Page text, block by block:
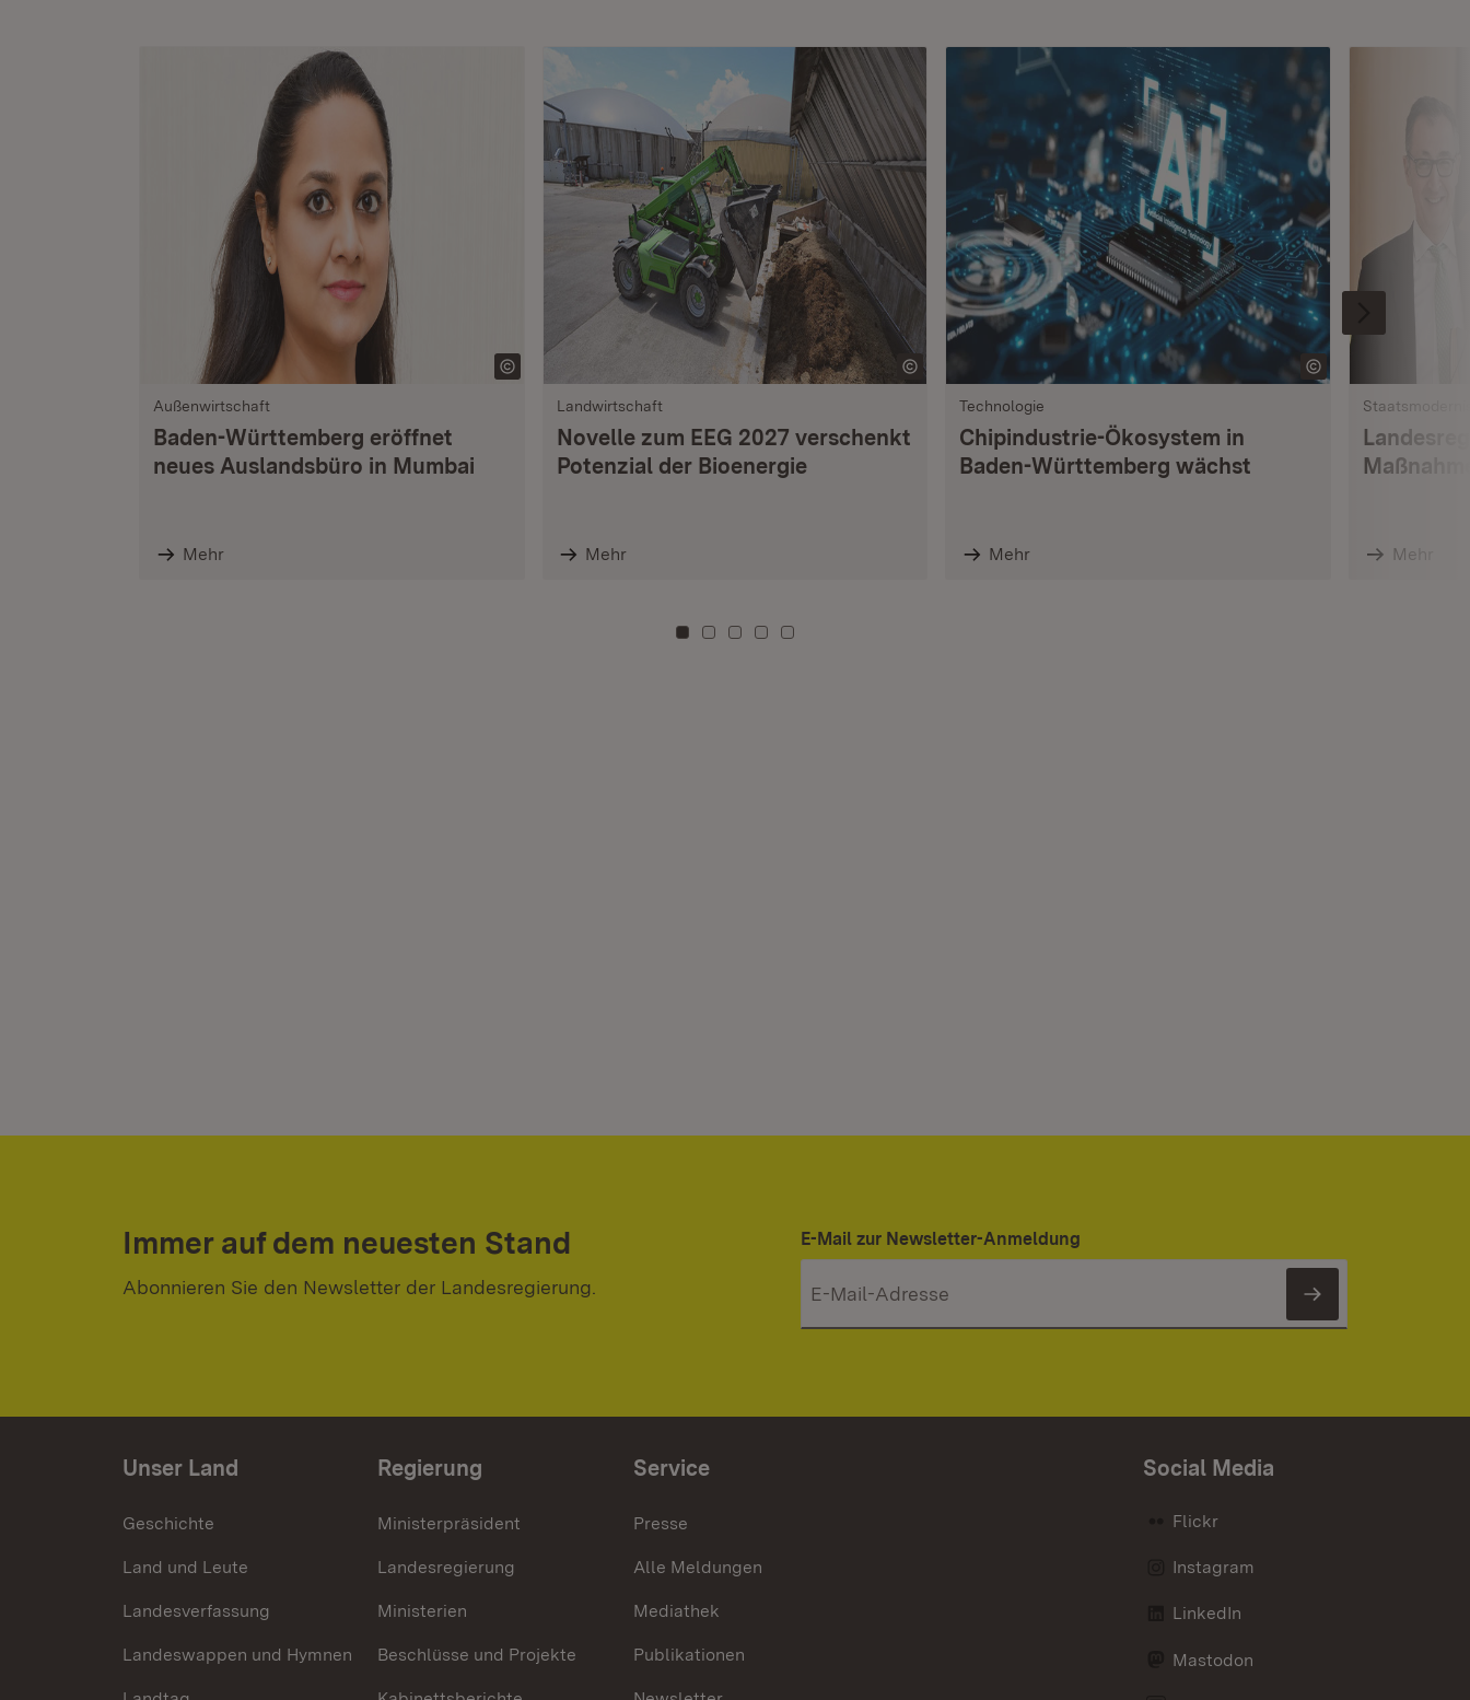
Außenwirtschaft
Baden-Württemberg eröffnet
neues Auslandsbüro in Mumbai
Mehr
Landwirtschaft
Novelle zum EEG 2027 verschenkt
Potenzial der Bioenergie
Mehr
Technologie
Chipindustrie-Ökosystem in
Baden-Württemberg wächst
Mehr Mehr
Zu Kachel: 0
Zu Kachel: 3
Zu Kachel: 6
Zu Kachel: 9
Zu Kachel: 12
Immer auf dem neuesten Stand
Abonnieren Sie den Newsletter der Landesregierung.
E-Mail zur Newsletter-Anmeldung
Newsletter
Unser Land
Geschichte
Land und Leute
Landesverfassung
Landeswappen und Hymnen
Regierung
Ministerpräsident
Landesregierung
Ministerien
Beschlüsse und Projekte
Service
Presse
Alle Meldungen
Mediathek
Publikationen
Social Media
Flickr
Instagram
LinkedIn
Mastodon